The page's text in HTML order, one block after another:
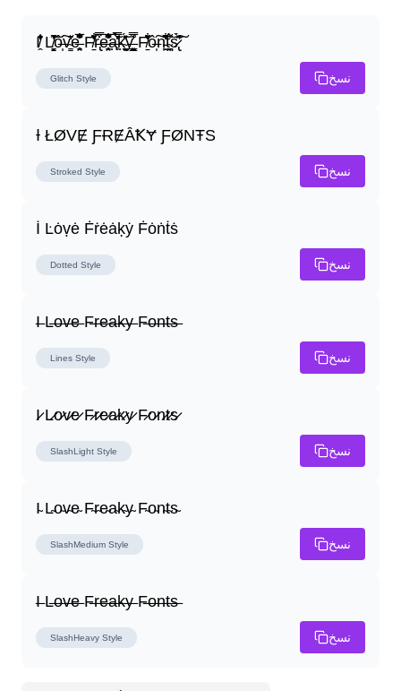
I̸̭̍̄̂̐̒̾̔ L̸̘̳̞̋̓̏̍͐͝ô̶̩͠v̴̳̔̈͛e̶̤̹̼̥͋͆̂̅͊̽͂ F̸̱̈̌͋̍̒̽r̶̢̅͒̿͒e̶̤̹̼̥͋͆̂̅͊̽͂a̶̛̜̥̜̣̔̓̉̿̌̃̀̅k̴͈͕̮͉̫̮̣̃̽̈́̔̎y̶̬͓͍͇̰͚͑̿̓͌ F̸̱̈̌͋̍̒̽ô̶̩͠n̵̫͖͛͗̓̏̌͋̏̔̋t̴̘̪̦͌́̍͝s̷̢̛̀̃̆́̽͘͠
Glitch Style نسخ
Ɨ ŁØVɆ ƑɌɆȂꝀɎ ƑØNŦS
Stroked Style نسخ
İ Ŀȯṿė Ḟṙėȧḳẏ Ḟȯṅṫṡ
Dotted Style نسخ
I̶ L̶o̶v̶e̶ F̶r̶e̶a̶k̶y̶ F̶o̶n̶t̶s̶
Lines Style نسخ
I̷ L̷o̷v̷e̷ F̷r̷e̷a̷k̷y̷ F̷o̷n̷t̷s̷
SlashLight Style نسخ
I̴ L̴o̴v̴e̴ F̴r̴e̴a̴k̴y̴ F̴o̴n̴t̴s̴
SlashMedium Style نسخ
I̶ L̶o̶v̶e̶ F̶r̶e̶a̶k̶y̶ F̶o̶n̶t̶s̶
SlashHeavy Style نسخ